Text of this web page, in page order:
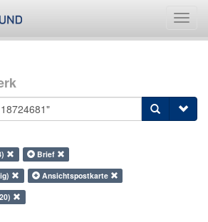
Brief
Ansichtspostkarte